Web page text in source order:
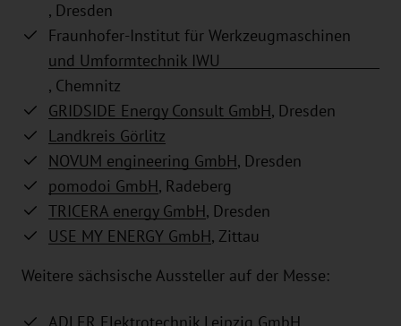
, Dresden
Fraunhofer-Institut für Werkzeugmaschinen
und Umformtechnik IWU
, Chemnitz
GRIDSIDE Energy Consult GmbH, Dresden
Landkreis Görlitz
NOVUM engineering GmbH, Dresden
pomodoi GmbH, Radeberg
TRICERA energy GmbH, Dresden
USE MY ENERGY GmbH, Zittau
Weitere sächsische Aussteller auf der Messe:
ADLER Elektrotechnik Leipzig GmbH,